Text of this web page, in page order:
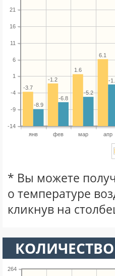
янв фев мар апр
-14
-9
-4
1
6
11
16
21
6.1
1.6
-1.2
-3.7
-
-5.2
-6.8
-8.9
* Вы можете
о температуре
кликнув на
264